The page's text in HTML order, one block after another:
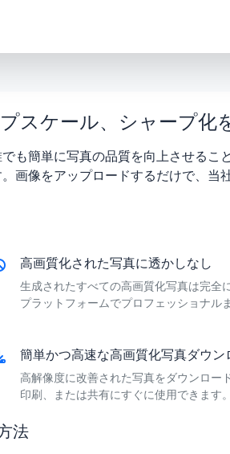
スケール、シャープ化
も簡単に写真の品質を向上させるこ
画像をアップロードするだけで、当
高画質化された写真に透かしなし
生成されたすべての高画質化写真は完全
プラットフォームでプロフェッショナル
簡単かつ高速な高画質化写真ダウン
高解像度に改善された写真をダウンロー
印刷、または共有にすぐに使用できます。
法